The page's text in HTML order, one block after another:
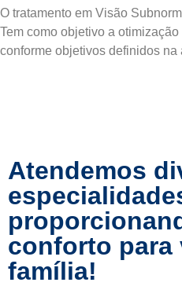
O tratamento em Visão
Tem como objetivo a
conforme objetivos definidos na
Atendemos
conforto para
família!